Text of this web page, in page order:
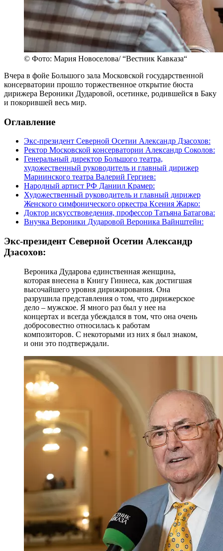
© Фото: Мария Новоселова/ “Вестник Кавказа“
Вчера в фойе Большого зала Московской государственной
консерватории прошло торжественное открытие бюста
дирижера Вероники Дударовой, осетинке, родившейся в Баку
и покорившей весь мир.
Оглавление
Экс-президент Северной Осетии Александр Дзасохов:
Ректор Московской консерватории Александр Соколов:
Генеральный директор Большого театра,
художественный руководитель и главный дирижер
Мариинского театра Валерий Гергиев:
Народный артист РФ Даниил Крамер:
Художественный руководитель и главный дирижер
Женского симфонического оркестра Ксения Жарко:
Доктор искусствоведения, профессор Татьяна Батагова:
Внучка Вероники Дударовой Вероника Вайнштейн:
Экс-президент Северной Осетии Александр
Дзасохов:
Вероника Дударова единственная женщина,
которая внесена в Книгу Гиннеса, как достигшая
высочайшего уровня дирижирования. Она
разрушила представления о том, что дирижерское
дело – мужское. Я много раз был у нее на
концертах и всегда убеждался в том, что она очень
добросовестно относилась к работам
композиторов. С некоторыми из них я был знаком,
и они это подтверждали.